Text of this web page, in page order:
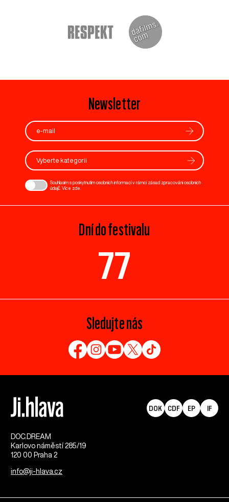
Newsletter
Vyberte kategorii
Souhlasím s poskytnutím osobních informací v rámci zásad zpracování osobních
údajů. Více zde
Dní do festivalu
77
Sledujte nás
DOC.DREAM​
Karlovo náměstí 285/19
120 00 Praha 2
info@ji-hlava.cz
DOK CDF EP IF